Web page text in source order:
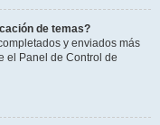
de temas?
y enviados más
el Panel de Control de